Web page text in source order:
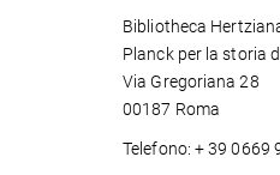
Bibliotheca
Planck per la storia
Via Gregoriana 28
00187 Roma
Telefono: + 39 0669